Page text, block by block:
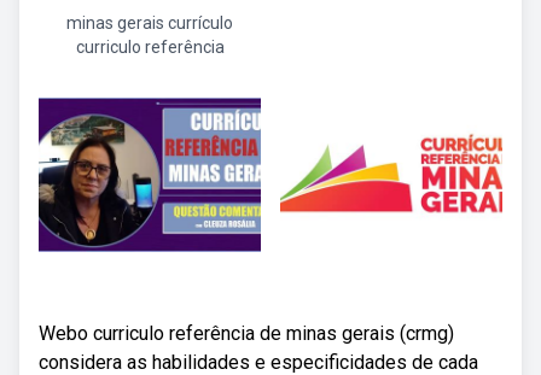
minas gerais currículo
curriculo referência
Webo curriculo referência de minas gerais (crmg)
considera as habilidades e especificidades de cada